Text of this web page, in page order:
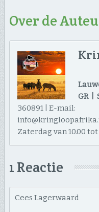
Over de
GR |
360891 | E-mail:
Zaterdag van 10.00 tot
1 Reactie
Cees Lagerwaard